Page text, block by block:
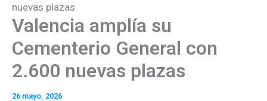
nuevas plazas
Valencia amplía su
Cementerio General con
2.600 nuevas plazas
26 mayo. 2026